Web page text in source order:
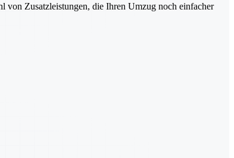
von Zusatzleistungen, die Ihren Umzug noch einfacher